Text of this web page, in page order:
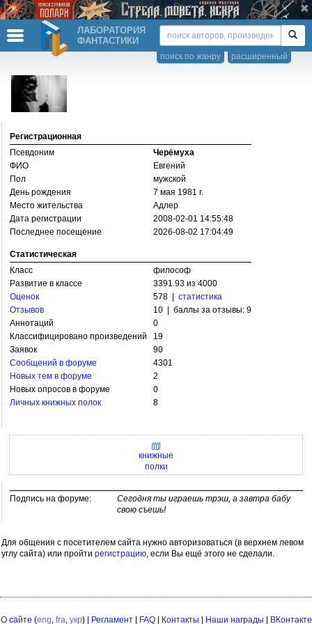
ЛАБОРАТОРИЯ
ФАНТАСТИКИ
расширенный
поиск по жанру
Регистрационная
Псевдоним
Черёмуха
ФИО
Евгений
Пол
мужской
День рождения
7 мая 1981 г.
Место жительства
Адлер
Дата регистрации
2008-02-01 14:55:48
Последнее посещение
2026-08-02 17:04:49
Статистическая
Класс
философ
Развитие в классе
3391.93 из 4000
Оценок
578 | статистика
Отзывов
10 | баллы за отзывы: 9
Аннотаций
0
Классифицировано произведений
19
Заявок
90
Сообщений в форуме
4301
Новых тем в форуме
2
Новых опросов в форуме
0
Личных книжных полок
8
книжные
полки
Подпись на форуме:
Сегодня ты играешь трэш, а завтра бабу
свою съешь!
Для общения с посетителем сайта нужно авторизоваться (в верхнем левом
углу сайта) или пройти регистрацию, если Вы ещё этого не сделали.
О сайте (eng, fra, укр) | Регламент| FAQ| Контакты Наши награды ВКонтакте